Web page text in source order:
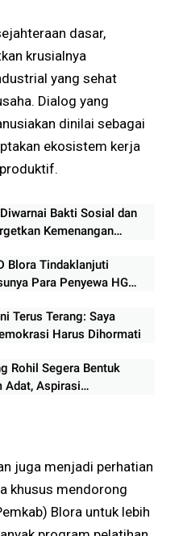
dasar,
krusialnya
yang sehat
Dialog yang
dinilai sebagai
ekosistem kerja
Bakti Sosial dan
Kemenangan
Blora Tindaklanjuti
Para Penyewa HGB
Terus Terang: Saya
Harus Dihormati
Rohil Segera Bentuk
Adat, Aspirasi
juga menjadi perhatian
khusus mendorong
Blora untuk lebih